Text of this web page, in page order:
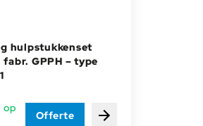
hulpstukkenset
GPPH – type
op
Offerte Bekijken